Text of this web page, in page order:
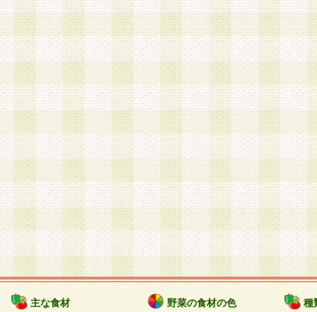
主な食材 野菜の食材の色 種